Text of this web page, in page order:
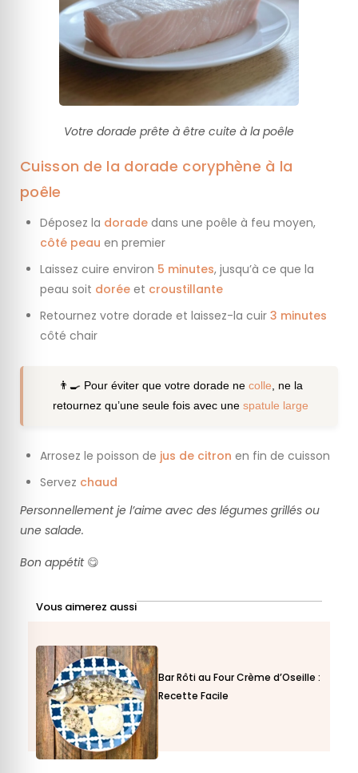
Votre dorade prête à être cuite à la poêle
Cuisson de la dorade coryphène à la
poêle
Déposez la dorade dans une poêle à feu moyen,
côté peau en premier
Laissez cuire environ 5 minutes, jusqu’à ce que la
peau soit dorée et croustillante
Retournez votre dorade et laissez-la cuir 3 minutes
côté chair
👨‍🍳 Pour éviter que votre dorade ne colle, ne la
retournez qu’une seule fois avec une spatule large
Arrosez le poisson de jus de citron en fin de cuisson
Servez chaud
Personnellement je l’aime avec des légumes grillés ou
une salade.
Bon appétit😋
Vous aimerez aussi
Bar Rôti au Four Crème d’Oseille :
Recette Facile